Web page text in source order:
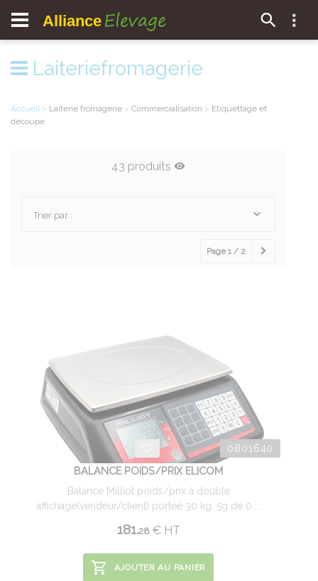
Alliance Elevage
Laiteriefromagerie
Accueil > Laiterie fromagerie > Commercialisation > Etiquettage et
decoupe
43 produits
Trier par :
Page 1 / 2
0801640
BALANCE POIDS/PRIX ELICOM
Balance Milliot poids/prix à double
affichage(vendeur/client) portée 30 kg. 5g de 0 ...
181.28 €HT
AJOUTER AU PANIER